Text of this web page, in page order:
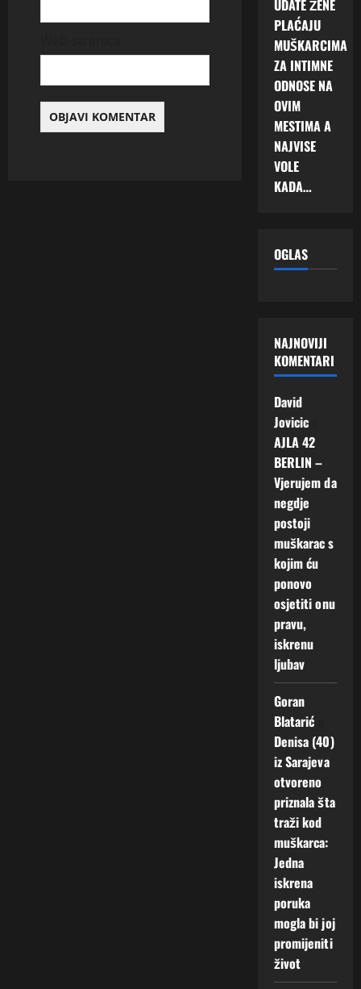
UDATE ŽENE
PLAĆAJU
MUŠKARCIMA
ZA INTIMNE
ODNOSE NA
OVIM
MESTIMA A
NAJVISE
VOLE
KADA…
OGLAS
NAJNOVIJI
KOMENTARI
David
Jovicic
AJLA 42
BERLIN –
Vjerujem da
negdje
postoji
muškarac s
kojim ću
ponovo
osjetiti onu
pravu,
iskrenu
ljubav
Goran
Blatarić
Denisa (40)
iz Sarajeva
otvoreno
priznala šta
traži kod
muškarca:
Jedna
iskrena
poruka
mogla bi joj
promijeniti
život